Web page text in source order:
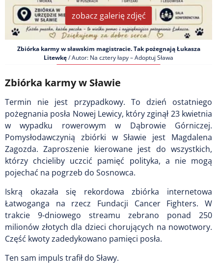
zobacz galerię zdjęć
Zbiórka karmy w sławskim magistracie. Tak pożegnają Łukasza
Litewkę/ Autor: Na cztery łapy – Adoptuj Sława
Zbiórka karmy w Sławie
Termin nie jest przypadkowy. To dzień ostatniego
pożegnania posła Nowej Lewicy, który zginął 23 kwietnia
w wypadku rowerowym w Dąbrowie Górniczej.
Pomysłodawczynią zbiórki w Sławie jest Magdalena
Zagozda. Zaproszenie kierowane jest do wszystkich,
którzy chcieliby uczcić pamięć polityka, a nie mogą
pojechać na pogrzeb do Sosnowca.
Iskrą okazała się rekordowa zbiórka internetowa
Łatwoganga na rzecz Fundacji Cancer Fighters. W
trakcie 9-dniowego streamu zebrano ponad 250
milionów złotych dla dzieci chorujących na nowotwory.
Część kwoty zadedykowano pamięci posła.
Ten sam impuls trafił do Sławy.